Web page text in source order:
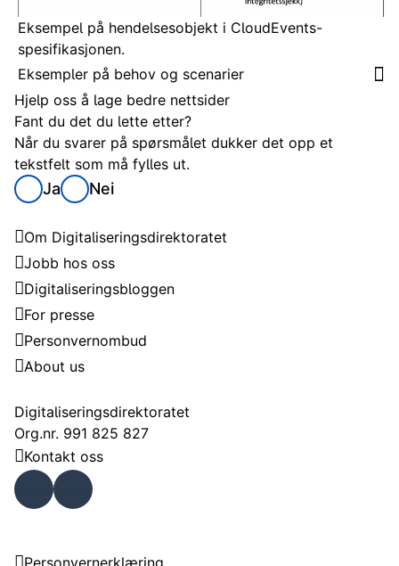
Eksempel på hendelsesobjekt i CloudEvents-
spesifikasjonen.
Eksempler på behov og scenarier
Hjelp oss å lage bedre nettsider
Fant du det du lette etter?
Når du svarer på spørsmålet dukker det opp et
tekstfelt som må fylles ut.
Ja Nei
Om Digitaliseringsdirektoratet
Jobb hos oss
Digitaliseringsbloggen
For presse
Personvernombud
About us
Digitaliseringsdirektoratet
Org.nr. 991 825 827
Kontakt oss
Faceb
Personvernerklæring